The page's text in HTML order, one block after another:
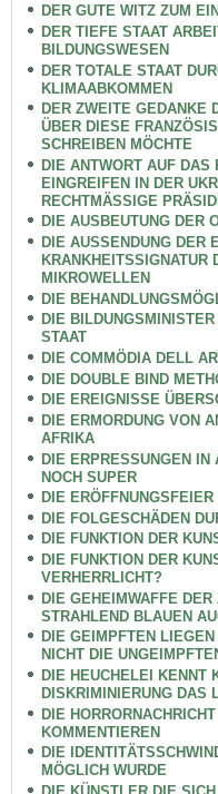
DER GUTE WITZ ZUM
DER TIEFE STAAT
BILDUNGSWESEN
DER TOTALE STAAT
KLIMAABKOMMEN
DER ZWEITE GEDANKE
ÜBER DIESE
SCHREIBEN MÖCHTE
DIE ANTWORT AUF
EINGREIFEN IN DER
RECHTMÄSSIGE
DIE AUSBEUTUNG DER
DIE AUSSENDUNG DER
KRANKHEITSSIGNATUR
MIKROWELLEN
DIE
DIE
STAAT
DIE COMMÖDIA DELL
DIE DOUBLE BIND
DIE EREIGNISSE
DIE ERMORDUNG VON
AFRIKA
DIE ERPRESSUNGEN IN
NOCH SUPER
DIE
DIE FOLGESCHÄDEN
DIE FUNKTION DER
DIE FUNKTION DER
VERHERRLICHT?
DIE GEHEIMWAFFE
STRAHLEND BLAUEN
DIE GEIMPFTEN
NICHT DIE
DIE HEUCHELEI KENNT
DISKRIMINIERUNG DAS
DIE
KOMMENTIEREN
DIE
MÖGLICH WURDE